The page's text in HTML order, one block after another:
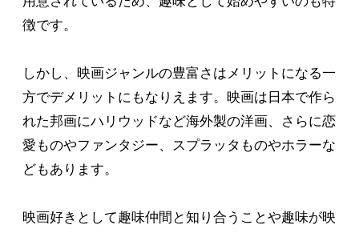
徴です。
しかし、映画ジャンルの豊富さはメリットになる一
方でデメリットにもなりえます。映画は日本で作ら
れた邦画にハリウッドなど海外製の洋画、さらに恋
愛ものやファンタジー、スプラッタものやホラーな
どもあります。
映画好きとして趣味仲間と知り合うことや趣味が映